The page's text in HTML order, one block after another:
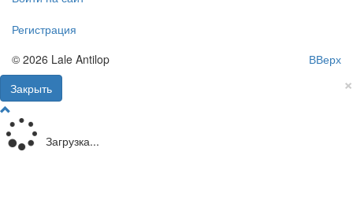
Регистрация
ВВерх
© 2026 Lale Antilop
×
Закрыть
Загрузка...